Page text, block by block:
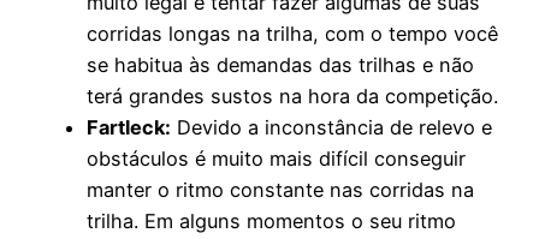
corridas longas na trilha, com o tempo você
se habitua às demandas das trilhas e não
terá grandes sustos na hora da competição.
Fartleck: Devido a inconstância de relevo e
obstáculos é muito mais difícil conseguir
manter o ritmo constante nas corridas na
trilha. Em alguns momentos o seu ritmo